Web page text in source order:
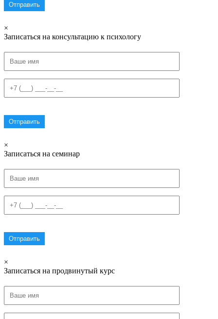
×
Записаться на консультацию к психологу
×
Записаться на семинар
×
Записаться на продвинутый курс